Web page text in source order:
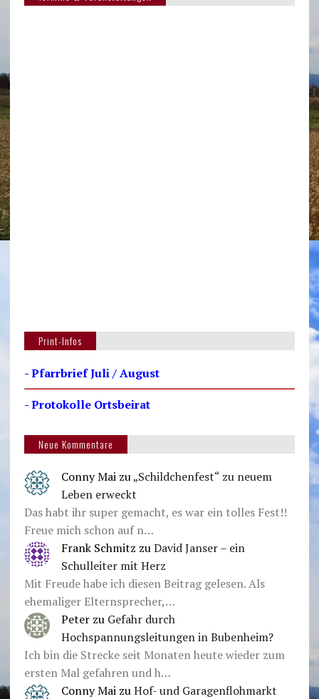
Print-Infos
- Pfarrbrief Juli / August
- Protokolle Ortsbeirat
Neue Kommentare
Conny Mai zu„Schildchenfest“ zu neuem
Leben erweckt
Das habt ihr super gemacht, es war ein tolles Fest!!
Freue mich schon auf n…
Frank Schmitz zu David Janser – ein
Schulleiter mit Herz
Mit Freude habe ich diesen Beitrag gelesen. Als
ehemaliger Elternsprecher,…
Peter zu Gefahr durch
Hochspannungsleitungen in Bubenheim?
Ich bin die Strecke seit Monaten heute wieder zum
ersten Mal gefahren und h…
Conny Mai zu Hof- und Garagenflohmarkt